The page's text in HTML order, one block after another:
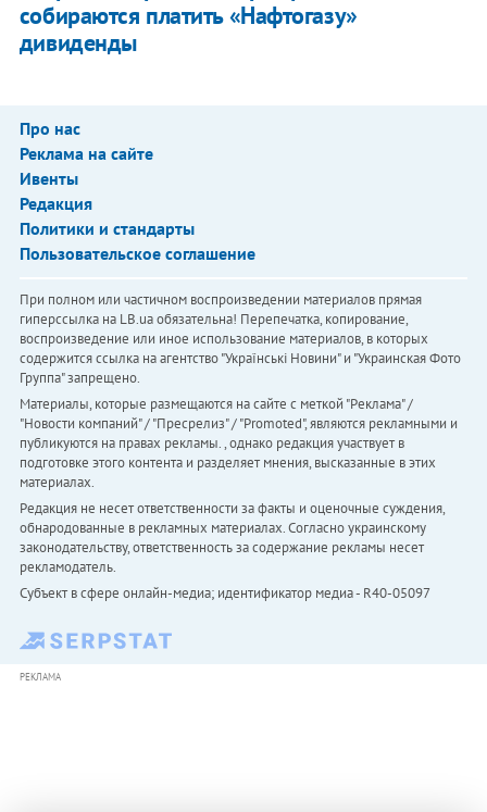
собираются платить «Нафтогазу»
дивиденды
Про нас
Реклама на сайте
Ивенты
Редакция
Политики и стандарты
Пользовательское соглашение
При полном или частичном воспроизведении материалов прямая
гиперссылка на LB.ua обязательна! Перепечатка, копирование,
воспроизведение или иное использование материалов, в которых
содержится ссылка на агентство "Українськi Новини" и "Украинская Фото
Группа" запрещено.
Материалы, которые размещаются на сайте с меткой "Реклама" /
"Новости компаний" / "Пресрелиз" / "Promoted", являются рекламными и
публикуются на правах рекламы. , однако редакция участвует в
подготовке этого контента и разделяет мнения, высказанные в этих
материалах.
Редакция не несет ответственности за факты и оценочные суждения,
обнародованные в рекламных материалах. Согласно украинскому
законодательству, ответственность за содержание рекламы несет
рекламодатель.
Субъект в сфере онлайн-медиа; идентификатор медиа - R40-05097
РЕКЛАМА